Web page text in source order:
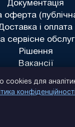
Документація
оферта
і оплата
сервісне
Рішення
Вакансії
cookies для
конфіденційності